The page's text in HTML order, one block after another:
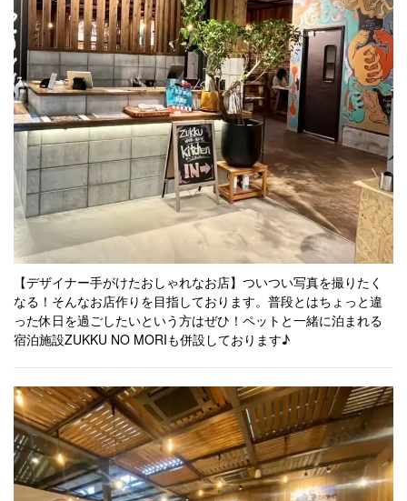
【デザイナー手がけたおしゃれなお店】ついつい写真を撮りたく
なる！そんなお店作りを目指しております。普段とはちょっと違
った休日を過ごしたいという方はぜひ！ペットと一緒に泊まれる
宿泊施設ZUKKU NO MORIも併設しております♪
この店舗情報をシェアする
ZUKKU WARE HOUSE
千葉県香取市上小堀1405-2
https://zukku-ware-house.owst.jp/
お店情報をコピー
閉じる